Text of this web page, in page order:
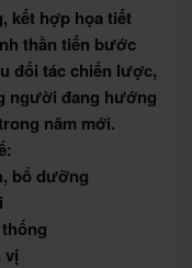
kết hợp họa tiết
thần tiến bước
đối tác chiến lược,
người đang hướng
năm mới.
bổ dưỡng
vị